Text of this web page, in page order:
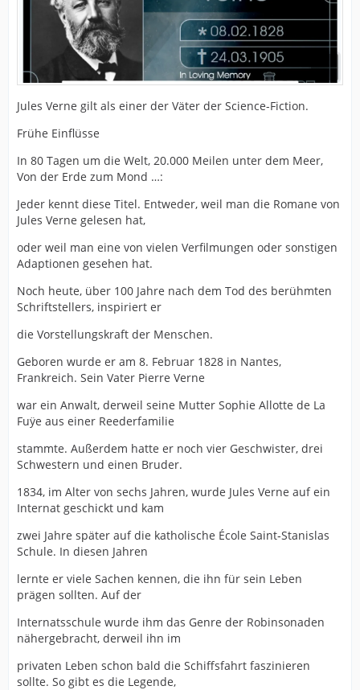
Jules Verne gilt als einer der Väter der Science-Fiction.
Frühe Einflüsse
In 80 Tagen um die Welt, 20.000 Meilen unter dem Meer,
Von der Erde zum Mond …:
Jeder kennt diese Titel. Entweder, weil man die Romane von
Jules Verne gelesen hat,
oder weil man eine von vielen Verfilmungen oder sonstigen
Adaptionen gesehen hat.
Noch heute, über 100 Jahre nach dem Tod des berühmten
Schriftstellers, inspiriert er
die Vorstellungskraft der Menschen.
Geboren wurde er am 8. Februar 1828 in Nantes,
Frankreich. Sein Vater Pierre Verne
war ein Anwalt, derweil seine Mutter Sophie Allotte de La
Fuÿe aus einer Reederfamilie
stammte. Außerdem hatte er noch vier Geschwister, drei
Schwestern und einen Bruder.
1834, im Alter von sechs Jahren, wurde Jules Verne auf ein
Internat geschickt und kam
zwei Jahre später auf die katholische École Saint‑Stanislas
Schule. In diesen Jahren
lernte er viele Sachen kennen, die ihn für sein Leben
prägen sollten. Auf der
Internatsschule wurde ihm das Genre der Robinsonaden
nähergebracht, derweil ihn im
privaten Leben schon bald die Schiffsfahrt faszinieren
sollte. So gibt es die Legende,